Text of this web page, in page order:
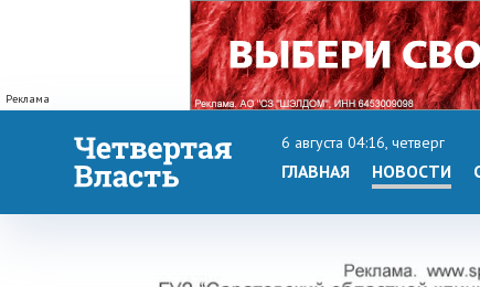
Реклама
6 августа 04:16, четверг
ГЛАВНАЯ НОВОСТИ